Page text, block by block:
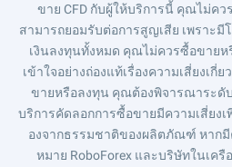
ขาย CFD กับผู้ให้บริการนี้ คุณไม่ค
สามารถยอมรับต่อการสูญเสีย เพราะ
เงินลงทุนทั้งหมด คุณไม่ควรซื้อขาย
เข้าใจอย่างถ่องแท้เรื่องความเสี่ยงเกี่
ขายหรือลงทุน คุณต้องพิจารณาระดั
บริการคัดลอกการซื้อขายมีความเสี่ยง
องจากธรรมชาติของผลิตภัณฑ์ หากมี
หมาย RoboForex และบริษัทในเค